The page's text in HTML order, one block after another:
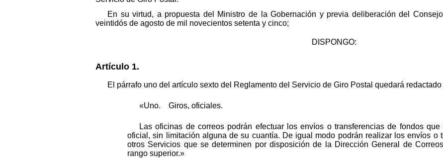
En su virtud, a propuesta del Ministro de la Gobernación y previa deliberación del
veintidós de agosto de mil novecientos setenta y cinco;
DISPONGO:
Artículo 1.
El párrafo uno del artículo sexto del Reglamento del Servicio de Giro Postal quedará
«Uno. Giros, oficiales.
Las oficinas de correos podrán efectuar los envíos o transferencias de fondos
oficial, sin limitación alguna de su cuantía. De igual modo podrán realizar los envíos o
otros Servicios que se determinen por disposición de la Dirección General de
rango superior.»